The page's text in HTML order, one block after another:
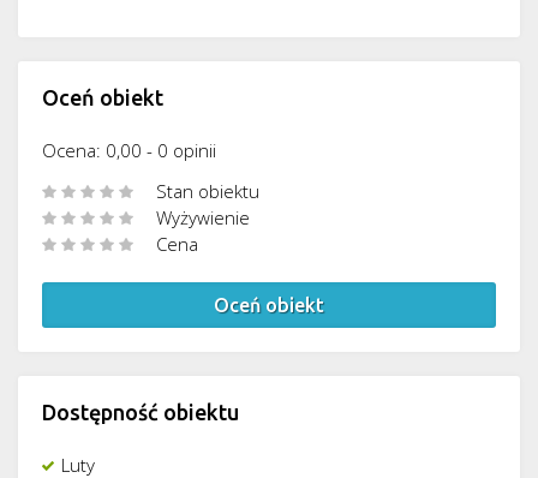
Oceń obiekt
Ocena: 0,00 - 0 opinii
Stan obiektu
Wyżywienie
Cena
Oceń obiekt
Dostępność obiektu
Luty